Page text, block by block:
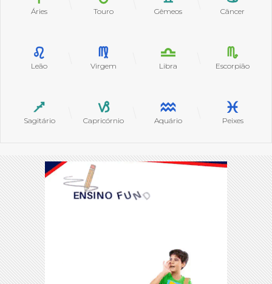
Áries Touro Gêmeos Câncer
Leão Virgem Libra Escorpião
Sagitário Capricórnio Aquário Peixes